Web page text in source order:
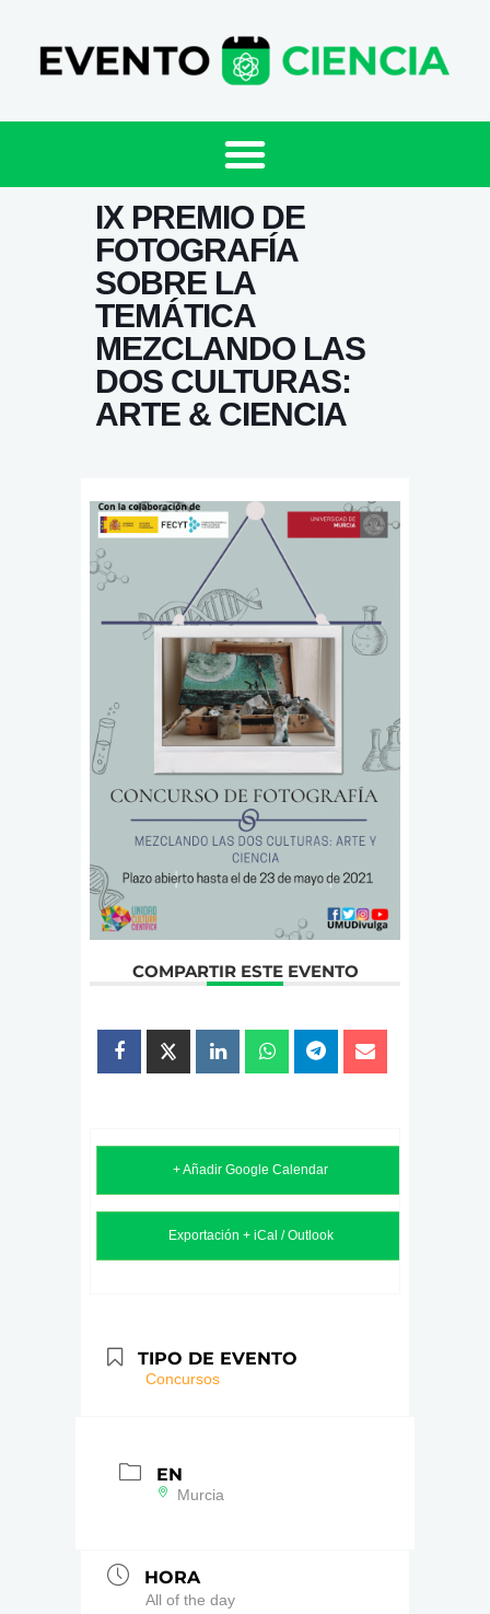
IX PREMIO DE
FOTOGRAFÍA
SOBRE LA
TEMÁTICA
MEZCLANDO LAS
DOS CULTURAS:
ARTE & CIENCIA
COMPARTIR ESTE EVENTO
+ Añadir Google Calendar
Exportación + iCal / Outlook
TIPO DE EVENTO
Concursos
EN
Murcia
HORA
All of the day